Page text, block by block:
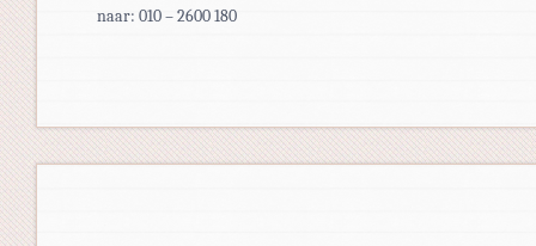
naar: 010 – 2600 180